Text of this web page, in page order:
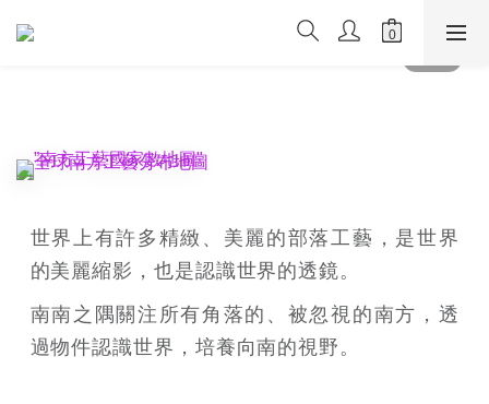
世界上有許多精緻、美麗的部落工藝，是世界
的美麗縮影，也是認識世界的透鏡。
南南之隅關注所有角落的、被忽視的南方，透
過物件認識世界，培養向南的視野。